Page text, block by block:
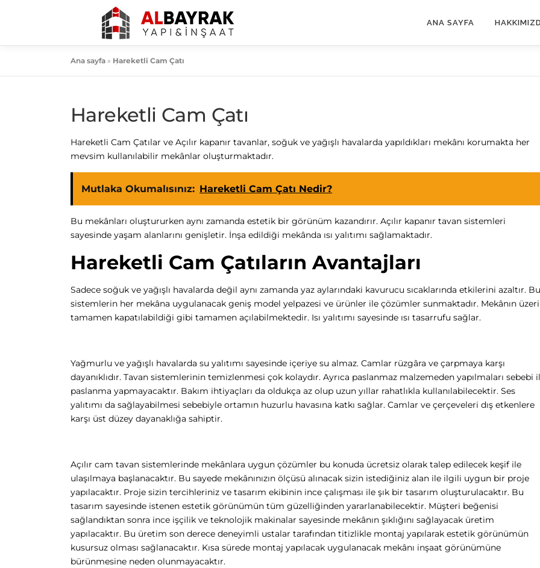
ANA SAYFA
Ana sayfa » Hareketli Cam Çatı
Hareketli Cam Çatı
Hareketli Cam Çatılar ve Açılır kapanır tavanlar, soğuk ve yağışlı havalarda yapıldıkları mekânı korumakta her
mevsim kullanılabilir mekânlar oluşturmaktadır.
Mutlaka Okumalısınız: Hareketli Cam Çatı Nedir?
Bu mekânları oluştururken aynı zamanda estetik bir görünüm kazandırır. Açılır kapanır tavan sistemleri
sayesinde yaşam alanlarını genişletir. İnşa edildiği mekânda ısı yalıtımı sağlamaktadır.
Hareketli Cam Çatıların Avantajları
Sadece soğuk ve yağışlı havalarda değil aynı zamanda yaz aylarındaki kavurucu sıcaklarında etkilerini azaltır. Bu
sistemlerin her mekâna uygulanacak geniş model yelpazesi ve ürünler ile çözümler sunmaktadır. Mekânın üzeri
tamamen kapatılabildiği gibi tamamen açılabilmektedir. Isı yalıtımı sayesinde ısı tasarrufu sağlar.
Yağmurlu ve yağışlı havalarda su yalıtımı sayesinde içeriye su almaz. Camlar rüzgâra ve çarpmaya karşı
dayanıklıdır. Tavan sistemlerinin temizlenmesi çok kolaydır. Ayrıca paslanmaz malzemeden yapılmaları sebebi
paslanma yapmayacaktır. Bakım ihtiyaçları da oldukça az olup uzun yıllar rahatlıkla kullanılabilecektir. Ses
yalıtımı da sağlayabilmesi sebebiyle ortamın huzurlu havasına katkı sağlar. Camlar ve çerçeveleri dış etkenlere
karşı üst düzey dayanaklığa sahiptir.
Açılır cam tavan sistemlerinde mekânlara uygun çözümler bu konuda ücretsiz olarak talep edilecek keşif ile
ulaşılmaya başlanacaktır. Bu sayede mekânınızın ölçüsü alınacak sizin istediğiniz alan ile ilgili uygun bir proje
yapılacaktır. Proje sizin tercihleriniz ve tasarım ekibinin ince çalışması ile şık bir tasarım oluşturulacaktır. Bu
tasarım sayesinde istenen estetik görünümün tüm güzelliğinden yararlanabilecektir. Müşteri beğenisi
sağlandıktan sonra ince işçilik ve teknolojik makinalar sayesinde mekânın şıklığını sağlayacak üretim
yapılacaktır. Bu üretim son derece deneyimli ustalar tarafından titizlikle montaj yapılarak estetik görünümün
kusursuz olması sağlanacaktır. Kısa sürede montaj yapılacak uygulanacak mekânı inşaat görünümüne
bürünmesine neden olunmayacaktır.